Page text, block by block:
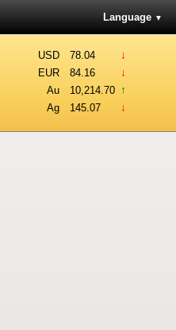
Language ▼
USD 78.04 ↓
EUR 84.16 ↓
Au 10,214.70 ↑
Ag 145.07 ↓